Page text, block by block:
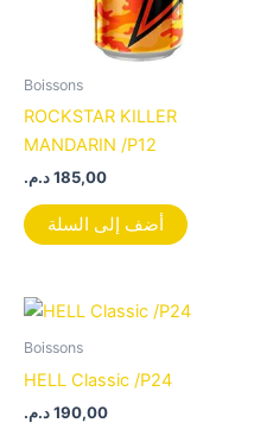
Boissons
ROCKSTAR KILLER
MANDARIN /P12
185,00د.م.
أضف إلى السلة
Boissons
HELL Classic /P24
190,00د.م.